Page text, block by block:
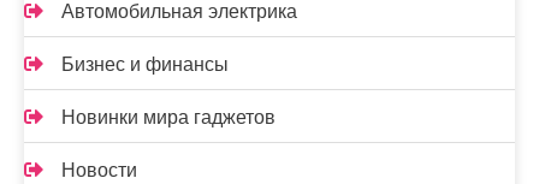
Автомобильная электрика
Бизнес и финансы
Новинки мира гаджетов
Новости